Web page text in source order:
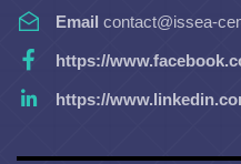
Email contact@issea-
https://
https://